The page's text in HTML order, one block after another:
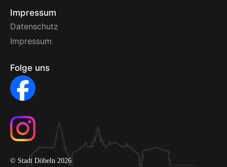
Impressum
Datenschutz
Impressum
Folge uns
© Stadt Döbeln 2026